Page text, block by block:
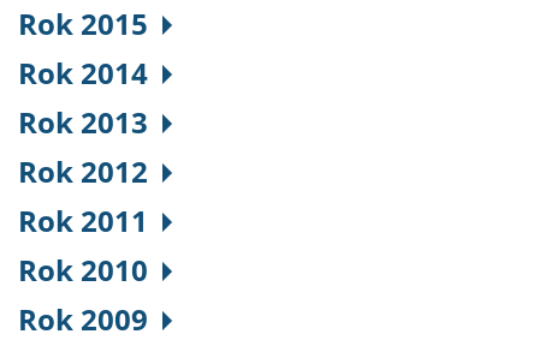
Rok 2015
Rok 2014
Rok 2013
Rok 2012
Rok 2011
Rok 2010
Rok 2009